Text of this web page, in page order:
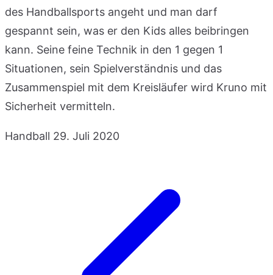
des Handballsports angeht und man darf
gespannt sein, was er den Kids alles beibringen
kann. Seine feine Technik in den 1 gegen 1
Situationen, sein Spielverständnis und das
Zusammenspiel mit dem Kreisläufer wird Kruno mit
Sicherheit vermitteln.
Handball 29. Juli 2020